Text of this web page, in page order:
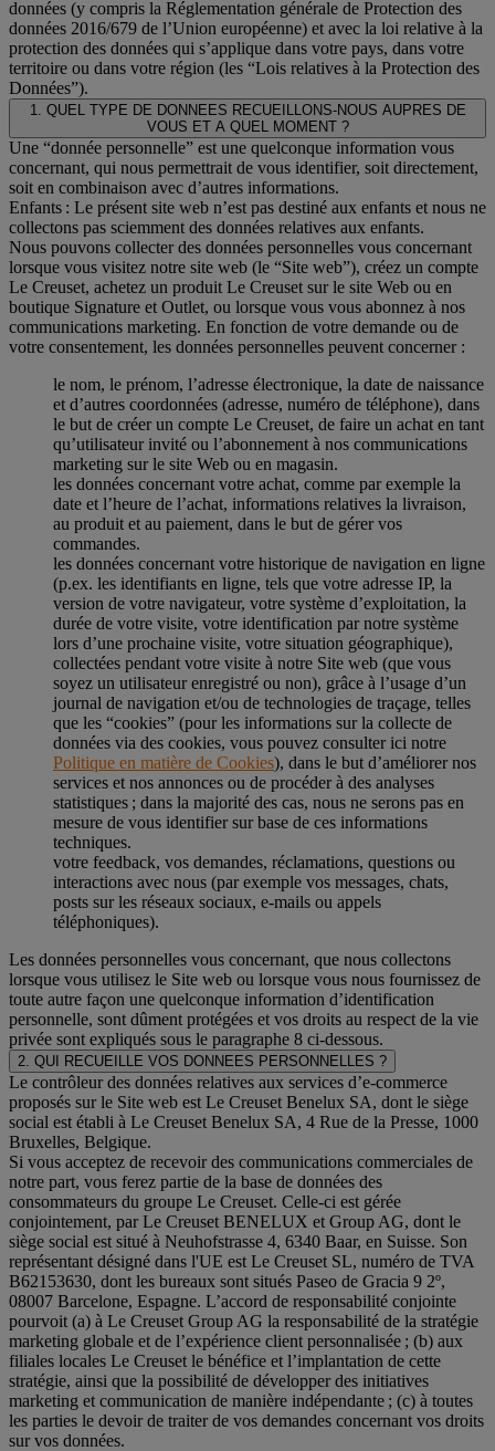
données (y compris la Réglementation générale de Protection des
données 2016/679 de l’Union européenne) et avec la loi relative à la
protection des données qui s’applique dans votre pays, dans votre
territoire ou dans votre région (les “Lois relatives à la Protection des
Données”).
1. QUEL TYPE DE DONNEES RECUEILLONS-NOUS AUPRES DE
VOUS ET A QUEL MOMENT ?
Une “donnée personnelle” est une quelconque information vous
concernant, qui nous permettrait de vous identifier, soit directement,
soit en combinaison avec d’autres informations.
Enfants : Le présent site web n’est pas destiné aux enfants et nous ne
collectons pas sciemment des données relatives aux enfants.
Nous pouvons collecter des données personnelles vous concernant
lorsque vous visitez notre site web (le “Site web”), créez un compte
Le Creuset, achetez un produit Le Creuset sur le site Web ou en
boutique Signature et Outlet, ou lorsque vous vous abonnez à nos
communications marketing. En fonction de votre demande ou de
votre consentement, les données personnelles peuvent concerner :
le nom, le prénom, l’adresse électronique, la date de naissance
et d’autres coordonnées (adresse, numéro de téléphone), dans
le but de créer un compte Le Creuset, de faire un achat en tant
qu’utilisateur invité ou l’abonnement à nos communications
marketing sur le site Web ou en magasin.
les données concernant votre achat, comme par exemple la
date et l’heure de l’achat, informations relatives la livraison,
au produit et au paiement, dans le but de gérer vos
commandes.
les données concernant votre historique de navigation en ligne
(p.ex. les identifiants en ligne, tels que votre adresse IP, la
version de votre navigateur, votre système d’exploitation, la
durée de votre visite, votre identification par notre système
lors d’une prochaine visite, votre situation géographique),
collectées pendant votre visite à notre Site web (que vous
soyez un utilisateur enregistré ou non), grâce à l’usage d’un
journal de navigation et/ou de technologies de traçage, telles
que les “cookies” (pour les informations sur la collecte de
données via des cookies, vous pouvez consulter ici notre
Politique en matière de Cookies), dans le but d’améliorer nos
services et nos annonces ou de procéder à des analyses
statistiques ; dans la majorité des cas, nous ne serons pas en
mesure de vous identifier sur base de ces informations
techniques.
votre feedback, vos demandes, réclamations, questions ou
interactions avec nous (par exemple vos messages, chats,
posts sur les réseaux sociaux, e-mails ou appels
téléphoniques).
Les données personnelles vous concernant, que nous collectons
lorsque vous utilisez le Site web ou lorsque vous nous fournissez de
toute autre façon une quelconque information d’identification
personnelle, sont dûment protégées et vos droits au respect de la vie
privée sont expliqués sous le paragraphe 8 ci-dessous.
2. QUI RECUEILLE VOS DONNEES PERSONNELLES ?
Le contrôleur des données relatives aux services d’e-commerce
proposés sur le Site web est Le Creuset Benelux SA, dont le siège
social est établi à Le Creuset Benelux SA, 4 Rue de la Presse, 1000
Bruxelles, Belgique.
Si vous acceptez de recevoir des communications commerciales de
notre part, vous ferez partie de la base de données des
consommateurs du groupe Le Creuset. Celle-ci est gérée
conjointement, par Le Creuset BENELUX et Group AG, dont le
siège social est situé à Neuhofstrasse 4, 6340 Baar, en Suisse. Son
représentant désigné dans l'UE est Le Creuset SL, numéro de TVA
B62153630, dont les bureaux sont situés Paseo de Gracia 9 2º,
08007 Barcelone, Espagne. L’accord de responsabilité conjointe
pourvoit (a) à Le Creuset Group AG la responsabilité de la stratégie
marketing globale et de l’expérience client personnalisée ; (b) aux
filiales locales Le Creuset le bénéfice et l’implantation de cette
stratégie, ainsi que la possibilité de développer des initiatives
marketing et communication de manière indépendante ; (c) à toutes
les parties le devoir de traiter de vos demandes concernant vos droits
sur vos données.